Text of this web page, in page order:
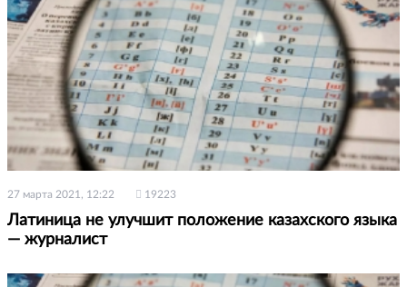
27 марта 2021, 12:22 19223
Латиница не улучшит положение казахского языка
— журналист